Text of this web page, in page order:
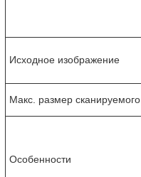
Исходное изображение
Макс. размер
Особенности